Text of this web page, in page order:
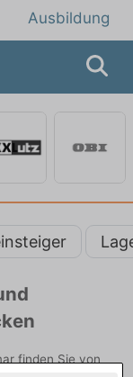
Ausbildung
finden Sie von